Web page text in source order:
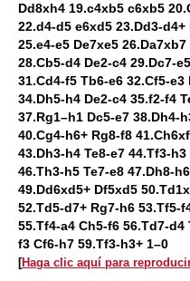
Dd8xh4 19.c4xb5 c6xb5
22.d4-d5 e6xd5 23.Dd3-
25.e4-e5 De7xe5
28.Cb5-d4 De2-c4 29.Dc7-
31.Cd4-f5 Tb6-e6 32.Cf5-e3
34.Dh5-h4 De2-c4 35.f2-f4
37.Rg1–h1 Dc5-e7 38.Dh4-
40.Cg4-h6+ Rg8-f8
43.Dh3-h4 Te8-e7 44.Tf3-
46.Th3-h5 Te7-e8 47.Dh8-
49.Dd6xd5+ Df5xd5
52.Td5-d7+ Rg7-h6 53.Tf5-
55.Tf4-a4 Ch5-f6 56.Td7-
f3 Cf6-h7 59.Tf3-h3+ 1–0
[Haga clic aquí para